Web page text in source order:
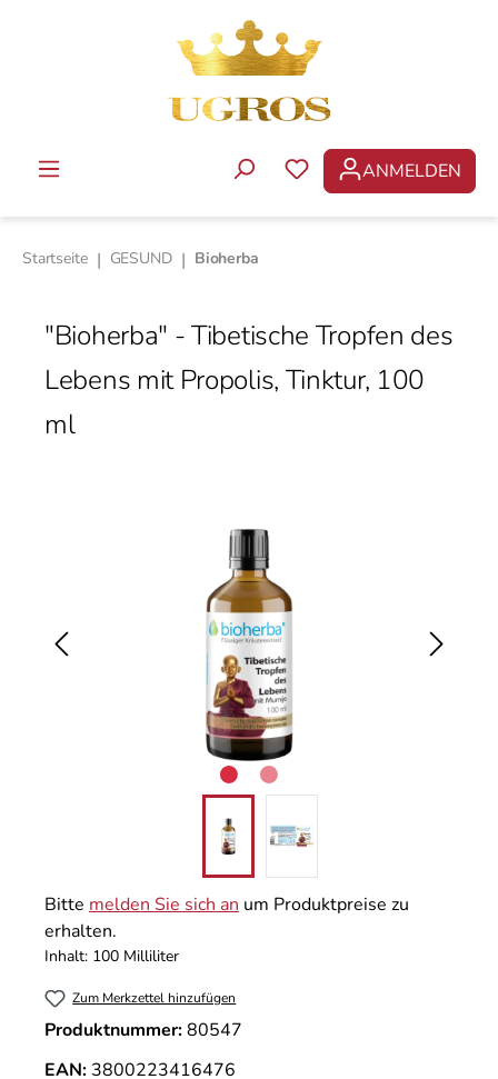
DU HAST 0
ANMELDEN
Startseite | GESUND | Bioherba
"Bioherba" - Tibetische Tropfen des
Lebens mit Propolis, Tinktur, 100
ml
Bitte melden Sie sich an um Produktpreise zu
erhalten.
Inhalt: 100 Milliliter
Zum Merkzettel hinzufügen
Produktnummer:80547
EAN: 3800223416476